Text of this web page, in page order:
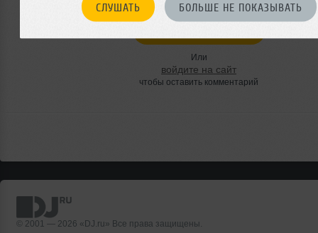
СЛУШАТЬ БОЛЬШЕ НЕ ПОКАЗЫВАТЬ
Или
войдите на сайт
чтобы оставить комментарий
© 2001 — 2026 «DJ.ru» Все права защищены.